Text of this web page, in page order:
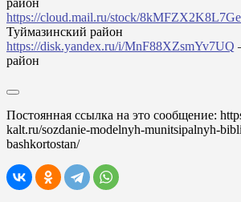
район
https://cloud.mail.ru/stock/
Туймазинский район
https://disk.yandex.ru/i/MnF88XZsmYv7UQ
район
Постоянная ссылка на это сообщение:
kalt.ru/sozdanie-modelnyh-munitsipalnyh-
bashkortostan/